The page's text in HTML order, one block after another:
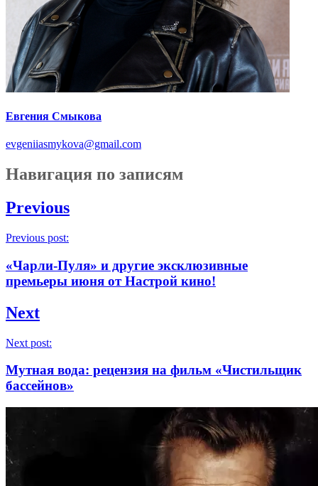
Евгения Смыкова
evgeniiasmykova@gmail.com
Навигация по записям
Previous
Previous post:
«Чарли-Пуля» и другие эксклюзивные
премьеры июня от Настрой кино!
Next
Next post:
Мутная вода: рецензия на фильм «Чистильщик
бассейнов»